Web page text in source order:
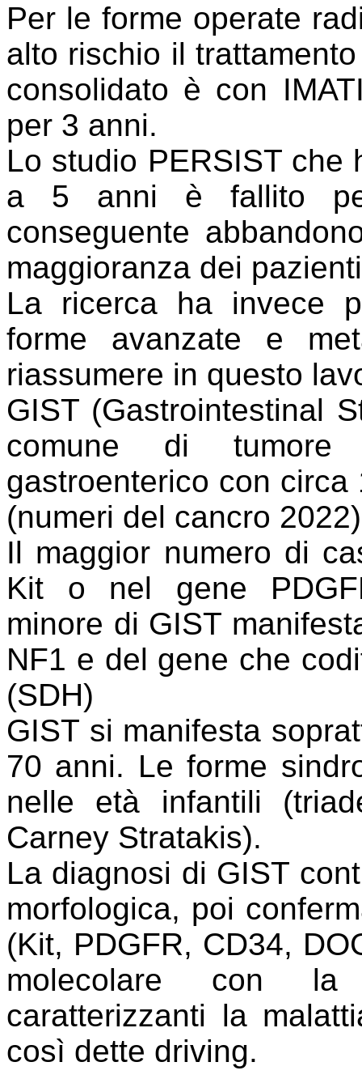
Per le forme operate
alto rischio il
consolidato è con
per 3 anni.
Lo studio PERSIST che
a 5 anni è fallito
conseguente
maggioranza dei
La ricerca ha invece
forme avanzate e
riassumere in questo
GIST (Gastrointestinal
comune di tumore
gastroenterico con
(numeri del cancro
Il maggior numero di
Kit o nel gene
minore di GIST
NF1 e del gene che
(SDH)
GIST si manifesta
70 anni. Le forme
nelle età infantili
Carney Stratakis).
La diagnosi di GIST
morfologica, poi
(Kit, PDGFR, CD34,
molecolare con la
caratterizzanti la
così dette driving.